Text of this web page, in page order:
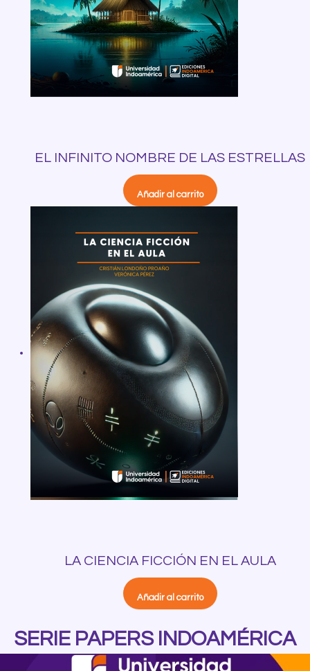
EL INFINITO NOMBRE DE LAS ESTRELLAS
Añadir al carrito
LA CIENCIA FICCIÓN EN EL AULA
Añadir al carrito
SERIE PAPERS INDOAMÉRICA